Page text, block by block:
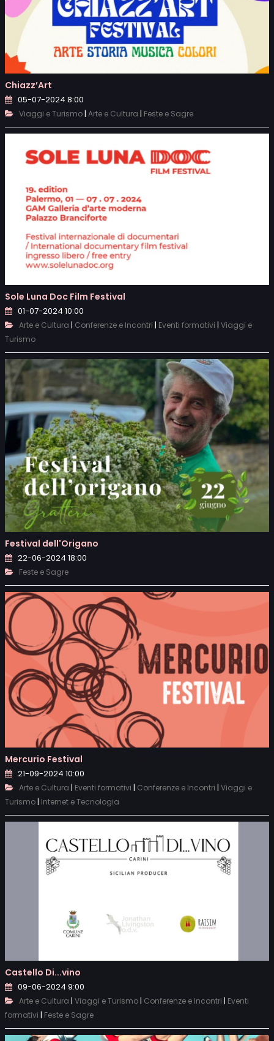
Chiazz’Art
05-07-2024 8:00
Viaggi e Turismo| Arte e Cultura | Feste e Sagre
Sole Luna Doc Film Festival
01-07-2024 10:00
Arte e Cultura | Conferenze e Incontri | Eventi formativi | Viaggi e
Turismo
Festival dell'Origano
22-06-2024 18:00
Feste e Sagre
Mercurio Festival
21-09-2024 10:00
Arte e Cultura | Eventi formativi | Conferenze e Incontri | Viaggi e
Turismo | Internet e Tecnologia
Castello Di...vino
09-06-2024 9:00
Arte e Cultura | Viaggi e Turismo| Conferenze e Incontri | Eventi
formativi | Feste e Sagre